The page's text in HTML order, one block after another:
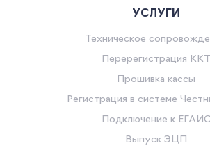
УСЛУГИ
Техническое
Перерегистрация ККТ
Прошивка кассы
Регистрация в системе
Подключение к ЕГАИС
Выпуск ЭЦП